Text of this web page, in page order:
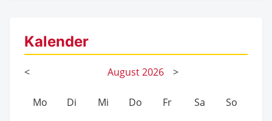
Kalender
< August2026 >
Mo Di Mi Do Fr Sa So